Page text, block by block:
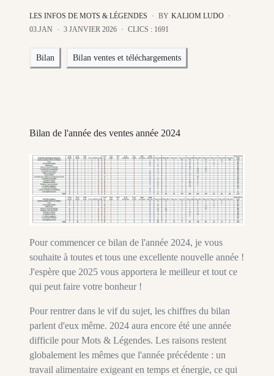
LES INFOS DE MOTS & LÉGENDES BY KALIOM LUDO
03.JAN
3 JANVIER 2026 CLICS : 1691
Bilan Bilan ventes et téléchargements
Bilan de l'année des ventes année 2024
Pour commencer ce bilan de l'année 2024, je vous
souhaite à toutes et tous une excellente nouvelle année !
J'espère que 2025 vous apportera le meilleur et tout ce
qui peut faire votre bonheur !
Pour rentrer dans le vif du sujet, les chiffres du bilan
parlent d'eux même. 2024 aura encore été une année
difficile pour Mots & Légendes. Les raisons restent
globalement les mêmes que l'année précédente : un
travail alimentaire exigeant en temps et énergie, ce qui